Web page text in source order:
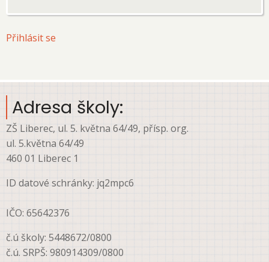
User
menu
Přihlásit se
Adresa školy:
ZŠ Liberec, ul. 5. května 64/49, přísp. org.
ul. 5.května 64/49
460 01 Liberec 1
ID datové schránky: jq2mpc6
IČO: 65642376
č.ú školy: 5448672/0800
č.ú. SRPŠ: 980914309/0800